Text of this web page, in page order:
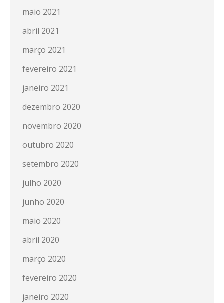
maio 2021
abril 2021
março 2021
fevereiro 2021
janeiro 2021
dezembro 2020
novembro 2020
outubro 2020
setembro 2020
julho 2020
junho 2020
maio 2020
abril 2020
março 2020
fevereiro 2020
janeiro 2020